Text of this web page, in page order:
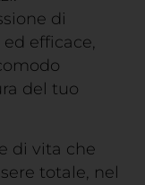
di
efficace,
del tuo
di vita che
totale, nel